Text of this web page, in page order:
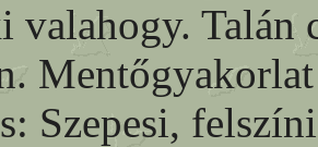
valahogy. Talán
Szepesi,